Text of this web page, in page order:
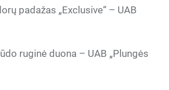
padažas „Exclusive“ – UAB
ruginė duona – UAB „Plungės